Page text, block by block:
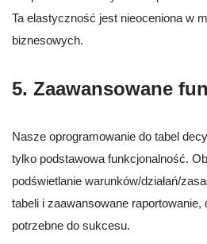
Ta elastyczność jest nieoceniona w
biznesowych.
5. Zaawansowane
Nasze oprogramowanie do tabel
tylko podstawowa funkcjonalność.
podświetlanie warunków/działań/
tabeli i zaawansowane raportowanie,
potrzebne do sukcesu.